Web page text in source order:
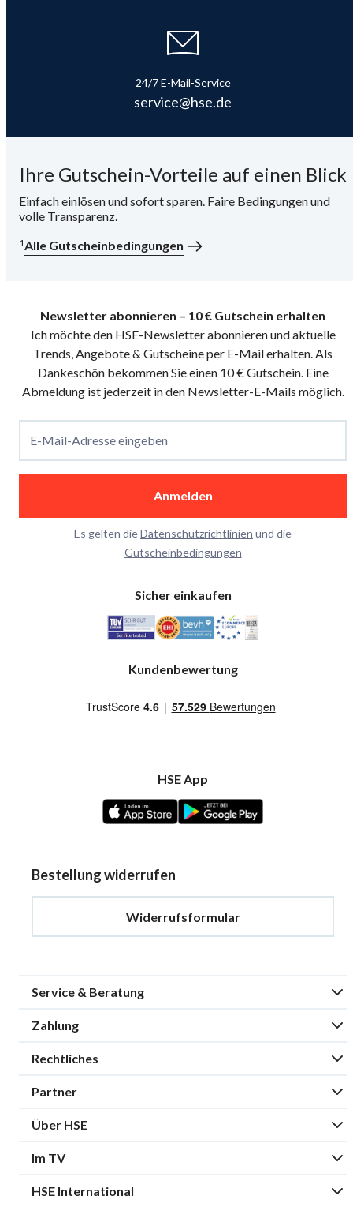
24/7 E-Mail-Service
service@hse.de
Ihre Gutschein-Vorteile auf einen Blick
Einfach einlösen und sofort sparen. Faire Bedingungen und
volle Transparenz.
1Alle Gutscheinbedingungen
Newsletter abonnieren – 10 € Gutschein erhalten
Ich möchte den HSE-Newsletter abonnieren und aktuelle
Trends, Angebote & Gutscheine per E-Mail erhalten. Als
Dankeschön bekommen Sie einen 10 € Gutschein. Eine
Abmeldung ist jederzeit in den Newsletter-E-Mails möglich.
E-Mail-Adresse eingeben
Anmelden
Es gelten dieDatenschutzrichtlinien und die
Gutscheinbedingungen
Sicher einkaufen
Kundenbewertung
HSE App
Bestellung widerrufen
Widerrufsformular
Service & Beratung
Zahlung
Rechtliches
Partner
Über HSE
Im TV
HSE International